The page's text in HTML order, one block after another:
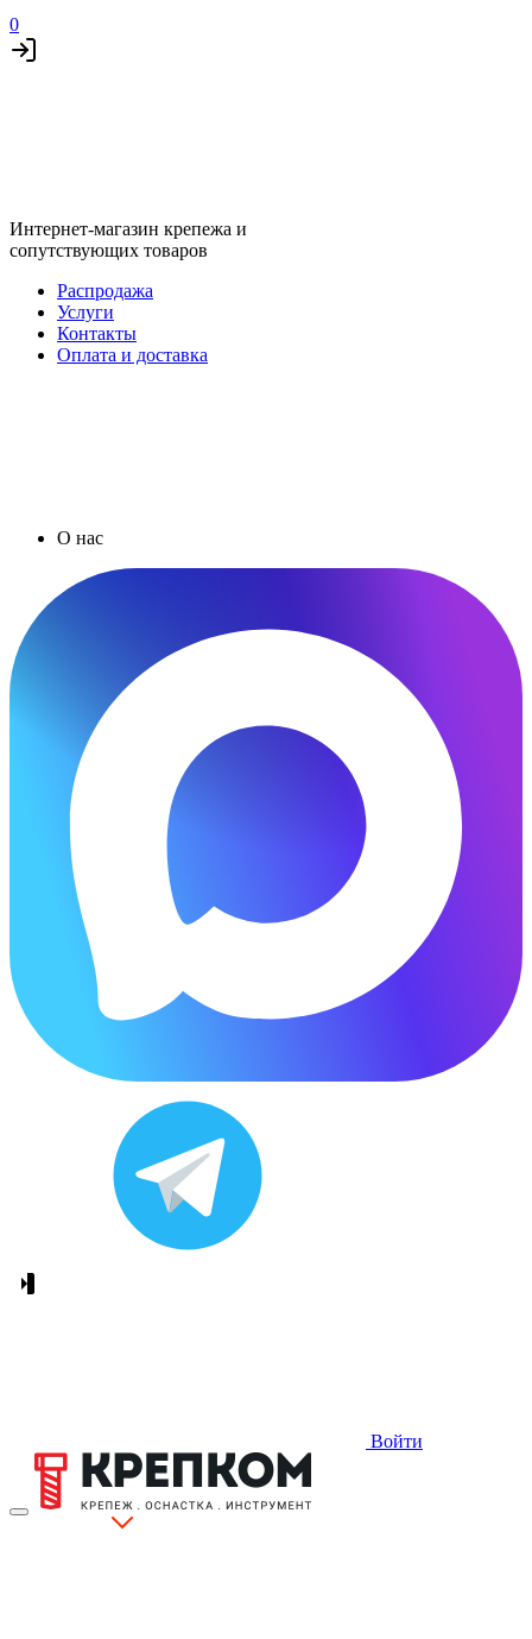
0
Интернет-магазин крепежа и
сопутствующих товаров
Распродажа
Услуги
Контакты
Оплата и доставка
О нас
Войти